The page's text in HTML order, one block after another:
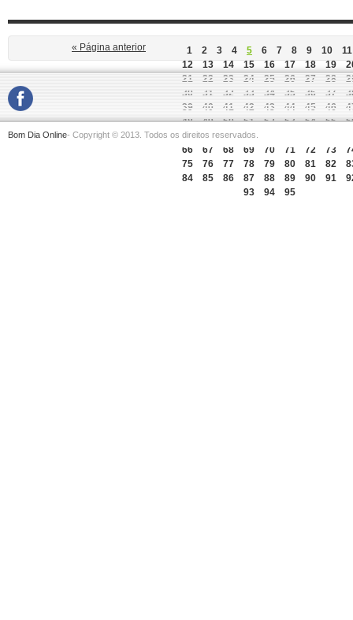
« Página anterior 1 2 3 4 5 6 7 8 9 10
11
12
13 14 15 16 17 18 19
21
22 23 24 25 26 27 28
30
31 32 33 34 35 36 37
39
40 41 42 43 44 45 46
48
49 50 51 52 53 54 55
57
58 59 60
66
67 68 69 70 71 72 73
75
76 77 78 79 80 81 82
84
85 86 87 88 89 90 91
93
94 95
Bom Dia Online- Copyright © 2013. Todos os direitos reservados.